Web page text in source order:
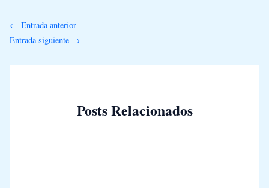
← Entrada anterior
Entrada siguiente →
Posts Relacionados